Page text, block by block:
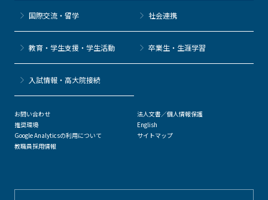
国際交流・留学 社会連携
教育・学生支援・学生活動 卒業生・生涯学習
⼊試情報・高大院接続
お問い合わせ
推奨環境
Google Analyticsの利用について
教職員採用情報
法人文書／個人情報保護
English
サイトマップ